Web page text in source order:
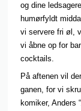
og dine
humørfyldt
vi servere fri øl,
vi åbne op for
cocktails.
På aftenen vil
ganen, for vi
komiker, Anders